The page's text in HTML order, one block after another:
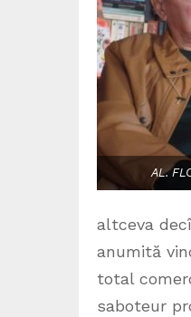
AL.
altceva
anumită
total
saboteur